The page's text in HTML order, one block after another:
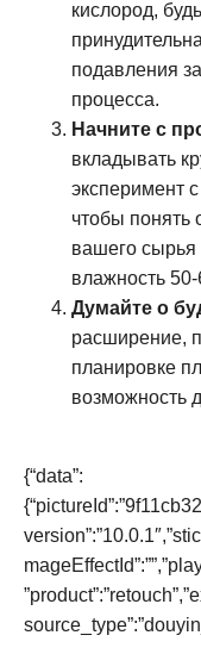
кислород,
подавления
процесса.
Начните с
вкладывать
эксперимент
чтобы понять
вашего сырья
влажность
Думайте о
расширение,
планировке
возможность
{“data”: